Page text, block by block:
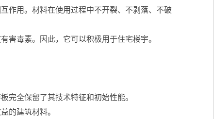
作用。材料在使用过程中不开裂、不剥落、不破
害毒素。因此，它可以积极用于住宅楼宇。
完全保留了其技术特征和初始性能。
的建筑材料。